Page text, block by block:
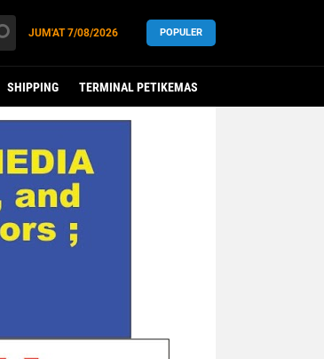
JUM'AT7/08/2026 POPULER
SHIPPING TERMINAL PETIKEMAS